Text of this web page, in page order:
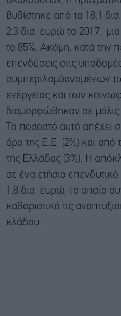
βυθίστηκε από τα 18,1
2,3 δισ. ευρώ το 2017,
το 85%. Ακόμη, κατά την
επενδύσεις στις
συμπεριλαμβανομένων
ενέργειας και των
διαμορφώθηκαν σε
Το ποσοστό αυτό απέχει
όρο της Ε.Ε. (2%) και από
της Ελλάδας (3%). Η
σε ένα ετήσιο
1,8 δισ. ευρώ, το οποίο
καθοριστικά τις
κλάδου.